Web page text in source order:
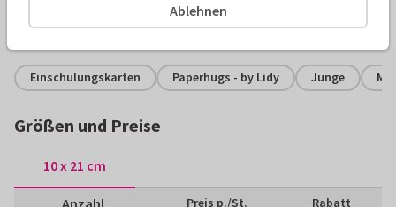
Alle Karten können nach Wunsch angepasst werden.
Einschulungskarten Paperhugs - by Lidy Junge
Größen und Preise
10 x 21 cm
Anzahl Preis p./St. Rabatt
Ablehnen